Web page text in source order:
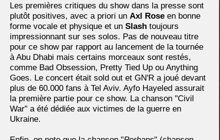
Les premières critiques du show dans la presse sont
plutôt positives, avec a priori un Axl Rose en bonne
forme vocale et physique et un Slash toujours
impressionnant sur ses solos. Pas de nouveau titre
pour ce show par rapport au lancement de la tournée
à Abu Dhabi mais certains morceaux sont restés,
comme Bad Obsession, Pretty Tied Up ou Anything
Goes. Le concert était sold out et GN'R a joué devant
plus de 60.000 fans à Tel Aviv. Ayfo Hayeled assurait
la première partie pour ce show. La chanson "Civil
War" a été dédiée aux victimes de la guerre en
Ukraine.